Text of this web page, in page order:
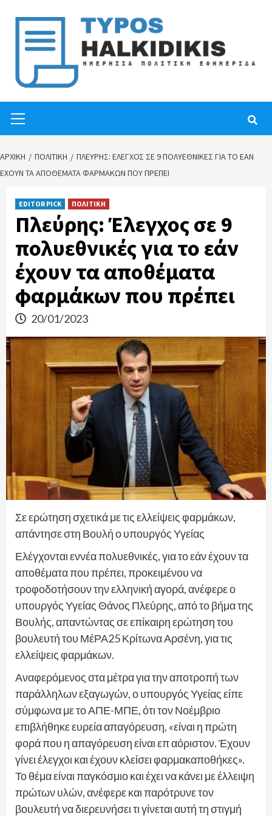
content
Menu
ΑΡΧΙΚΉ ΠΟΛΙΤΙΚΗ
ΠΛΕΎΡΗΣ: ΈΛΕΓΧΟΣ ΣΕ 9 ΠΟΛΥΕΘΝΙΚΈΣ ΓΙΑ ΤΟ ΕΆΝ
ΈΧΟΥΝ ΤΑ ΑΠΟΘΈΜΑΤΑ ΦΑΡΜΆΚΩΝ ΠΟΥ ΠΡΈΠΕΙ
EDITOR PICK ΠΟΛΙΤΙΚΗ
Πλεύρης: Έλεγχος σε 9
πολυεθνικές για το εάν
έχουν τα αποθέματα
φαρμάκων που πρέπει
20/01/2023
Σε ερώτηση σχετικά με τις ελλείψεις φαρμάκων,
απάντησε στη Βουλή ο υπουργός Υγείας
Ελέγχονται εννέα πολυεθνικές, για το εάν έχουν τα
αποθέματα που πρέπει, προκειμένου να
τροφοδοτήσουν την ελληνική αγορά, ανέφερε ο
υπουργός Υγείας Θάνος Πλεύρης, από το βήμα της
Βουλής, απαντώντας σε επίκαιρη ερώτηση του
βουλευτή του ΜέΡΑ25 Κρίτωνα Αρσένη, για τις
ελλείψεις φαρμάκων.
Αναφερόμενος στα μέτρα για την αποτροπή των
παράλληλων εξαγωγών, ο υπουργός Υγείας είπε
σύμφωνα με το ΑΠΕ-ΜΠΕ, ότι τον Νοέμβριο
επιβλήθηκε ευρεία απαγόρευση, «είναι η πρώτη
φορά που η απαγόρευση είναι επ αόριστον. Έχουν
γίνει έλεγχοι και έχουν κλείσει φαρμακαποθήκες».
Το θέμα είναι παγκόσμιο και έχει να κάνει με έλλειψη
πρώτων υλών, ανέφερε και παρότρυνε τον
βουλευτή να διερευνήσει τι γίνεται αυτή τη στιγμή